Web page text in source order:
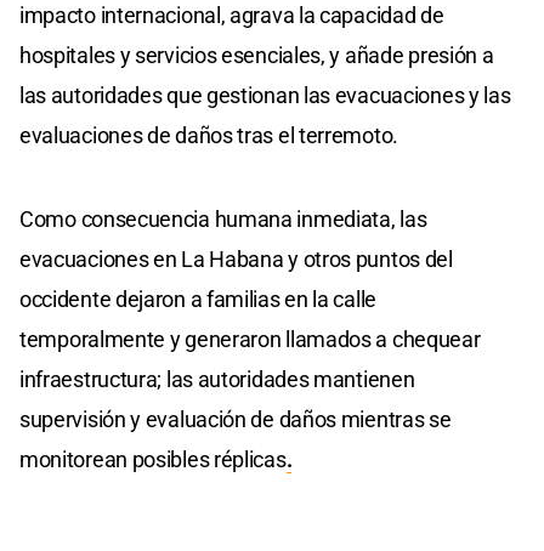
impacto internacional, agrava la capacidad de
hospitales y servicios esenciales, y añade presión a
las autoridades que gestionan las evacuaciones y las
evaluaciones de daños tras el terremoto.
Como consecuencia humana inmediata, las
evacuaciones en La Habana y otros puntos del
occidente dejaron a familias en la calle
temporalmente y generaron llamados a chequear
infraestructura; las autoridades mantienen
supervisión y evaluación de daños mientras se
monitorean posibles réplicas.